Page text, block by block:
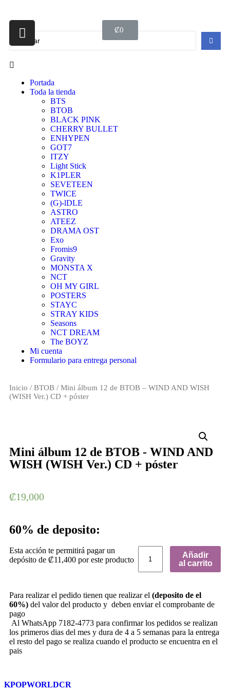
₡0
Portada
Toda la tienda
BTS
BTOB
BLACK PINK
CHERRY BULLET
ENHYPEN
GOT7
ITZY
Light Stick
K1PLER
SEVETEEN
TWICE
(G)-lDLE
ASTRO
ATEEZ
DRAMA OST
Exo
Fromis9
Gravity
MONSTA X
NCT
OH MY GIRL
POSTERS
STAYC
STRAY KIDS
Seasons
NCT DREAM
The BOYZ
Mi cuenta
Formulario para entrega personal
Inicio / BTOB / Mini álbum 12 de BTOB – WIND AND WISH
(WISH Ver.) CD + póster
Mini álbum 12 de BTOB - WIND AND
WISH (WISH Ver.) CD + póster
₡19,000
60% de deposito:
Esta acción te permitirá pagar un
depósito de ₡11,400 por este producto
Añadir
al carrito
Para realizar el pedido tienen que realizar el (deposito de el
60%) del valor del producto y deben enviar el comprobante de
pago
Al WhatsApp 7182-4773 para confirmar los pedidos se realizan
los primeros dias del mes y dura de 4 a 5 semanas para la entrega
el resto del pago se realiza cuando el producto se encuentra en el
pais
KPOPWORLDCR